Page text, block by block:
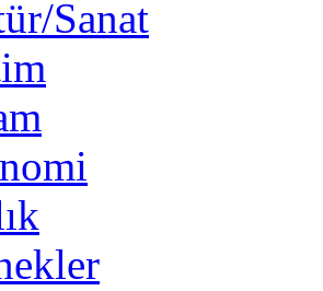
Sanat